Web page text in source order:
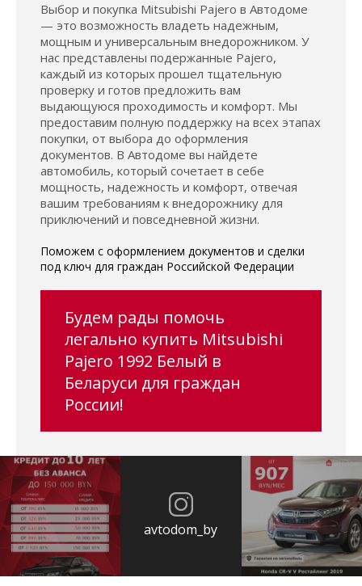
Выбор и покупка Mitsubishi Pajero в Автодоме
— это возможность владеть надежным,
мощным и универсальным внедорожником. У
нас представлены подержанные Pajero,
каждый из которых прошел тщательную
проверку и готов предложить вам
выдающуюся проходимость и комфорт. Мы
предоставим полную поддержку на всех этапах
покупки, от выбора до оформления
документов. В Автодоме вы найдете
автомобиль, который сочетает в себе
мощность, надежность и комфорт, отвечая
вашим требованиям к внедорожнику для
приключений и повседневной жизни.
Поможем с оформлением документов и сделки
под ключ для граждан Российской Федерации
Будем рады помочь
легально купить Mitsubishi
Pajero 1992 Белый в
Беларуси для граждан
России!
avtodom_by